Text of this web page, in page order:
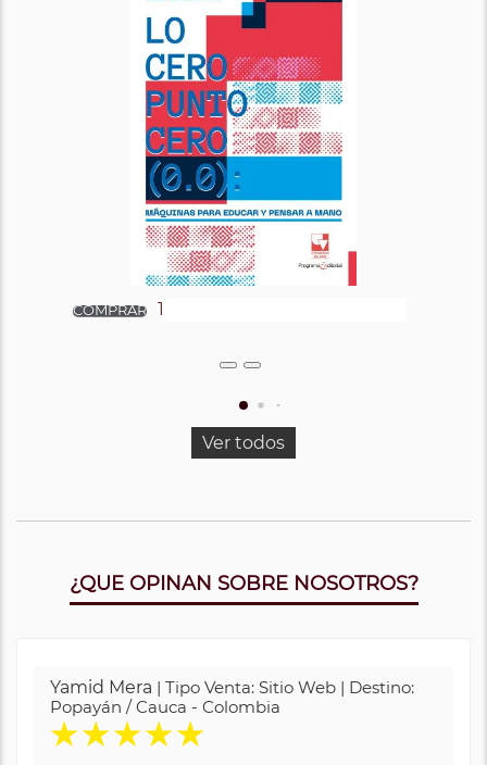
Ver todos
¿QUE OPINAN SOBRE NOSOTROS?
Yamid Mera | Tipo Venta: Sitio Web | Destino:
Popayán / Cauca - Colombia
★★★★★